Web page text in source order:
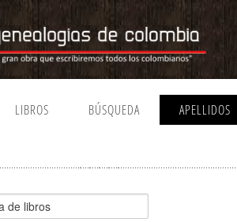
LIBROS BÚSQUEDA APELLIDOS